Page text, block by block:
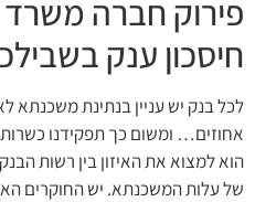
פירוק חברה
חיסכון ענק
לכל בנק יש עניין בנתינת משכנתא
אחוזים… ומשום כך תפקידנו
הוא למצוא את האיזון בין רשות
של עלות המשכנתא. יש החוקרים